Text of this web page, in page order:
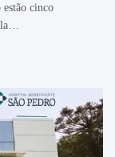
estão cinco